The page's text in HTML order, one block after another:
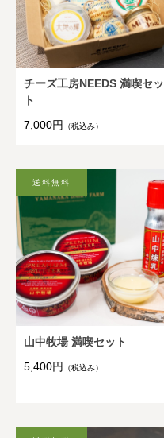
チーズ工房NEEDS 満喫セッ
ト
7,000円
（税込み）
山中牧場 満喫セット
5,400円
（税込み）